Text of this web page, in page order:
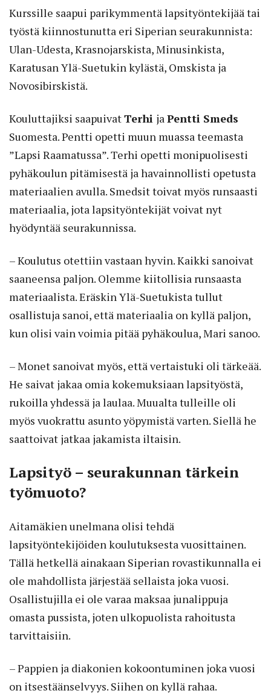
Kurssille saapui parikymmentä lapsityöntekijää tai
työstä kiinnostunutta eri Siperian seurakunnista:
Ulan-Udesta, Krasnojarskista, Minusinkista,
Karatusan Ylä-Suetukin kylästä, Omskista ja
Novosibirskistä.
Kouluttajiksi saapuivatTerhi jaPentti Smeds
Suomesta. Pentti opetti muun muassa teemasta
”Lapsi Raamatussa”. Terhi opetti monipuolisesti
pyhäkoulun pitämisestä ja havainnollisti opetusta
materiaalien avulla. Smedsit toivat myös runsaasti
materiaalia, jota lapsityöntekijät voivat nyt
hyödyntää seurakunnissa.
– Koulutus otettiin vastaan hyvin. Kaikki sanoivat
saaneensa paljon. Olemme kiitollisia runsaasta
materiaalista. Eräskin Ylä-Suetukista tullut
osallistuja sanoi, että materiaalia on kyllä paljon,
kun olisi vain voimia pitää pyhäkoulua, Mari sanoo.
– Monet sanoivat myös, että vertaistuki oli tärkeää.
He saivat jakaa omia kokemuksiaan lapsityöstä,
rukoilla yhdessä ja laulaa. Muualta tulleille oli
myös vuokrattu asunto yöpymistä varten. Siellä he
saattoivat jatkaa jakamista iltaisin.
Lapsityö – seurakunnan tärkein
työmuoto?
Aitamäkien unelmana olisi tehdä
lapsityöntekijöiden koulutuksesta vuosittainen.
Tällä hetkellä ainakaan Siperian rovastikunnalla ei
ole mahdollista järjestää sellaista joka vuosi.
Osallistujilla ei ole varaa maksaa junalippuja
omasta pussista, joten ulkopuolista rahoitusta
tarvittaisiin.
– Pappien ja diakonien kokoontuminen joka vuosi
on itsestäänselvyys. Siihen on kyllä rahaa.